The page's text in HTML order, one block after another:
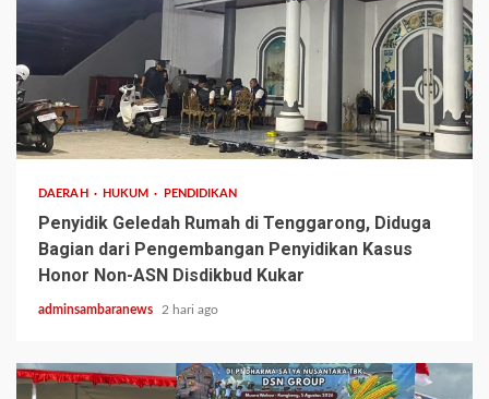
3 min read
DAERAH HUKUM PENDIDIKAN
Penyidik Geledah Rumah di Tenggarong, Diduga
Bagian dari Pengembangan Penyidikan Kasus
Honor Non-ASN Disdikbud Kukar
adminsambaranews 2 hari ago